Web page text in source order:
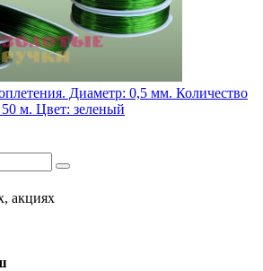
Диаметр: 0,5 мм. Количество
м. Цвет: зеленый
акциях